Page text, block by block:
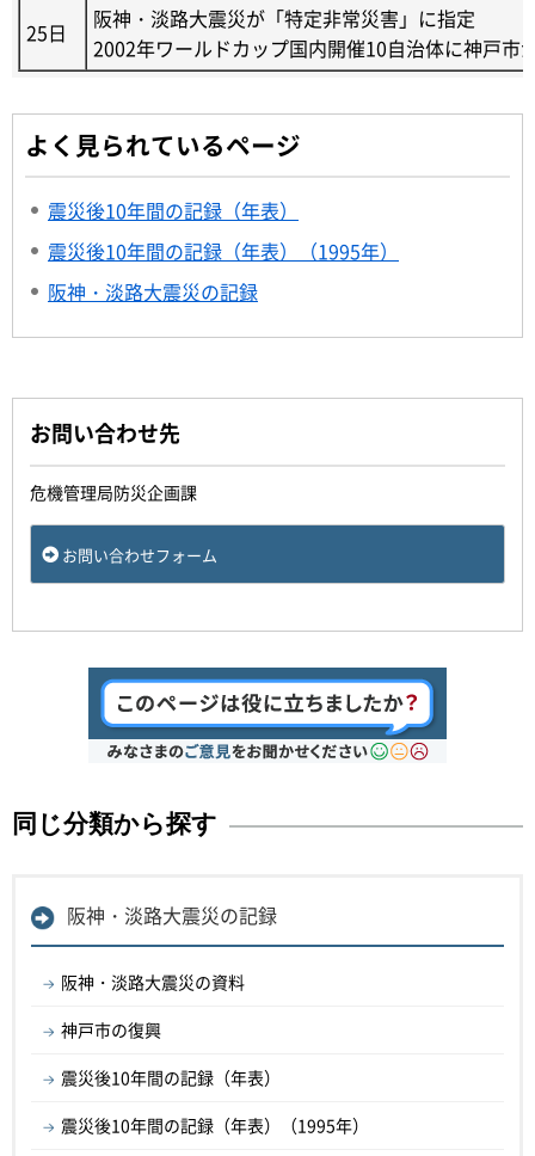
25日
阪神・淡路大震災が「特定非常災害」に指定
2002年ワールドカップ国内開催10自治体に神戸市
よく見られているページ
震災後10年間の記録（年表）
震災後10年間の記録（年表）（1995年）
阪神・淡路大震災の記録
お問い合わせ先
危機管理局防災企画課
お問い合わせフォーム
同じ分類から探す
阪神・淡路大震災の記録
阪神・淡路大震災の資料
神戸市の復興
震災後10年間の記録（年表）
震災後10年間の記録（年表）（1995年）